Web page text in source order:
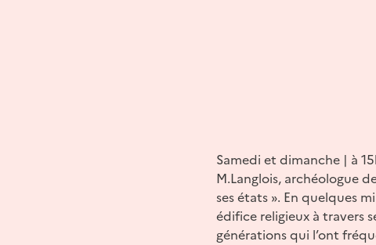
Samedi et dimanche | à
M.Langlois, archéologue
ses états ». En quelques
édifice religieux à travers
générations qui l’ont